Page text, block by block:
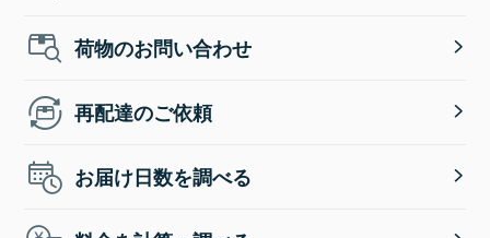
荷物のお問い合わせ
再配達のご依頼
お届け日数を調べる